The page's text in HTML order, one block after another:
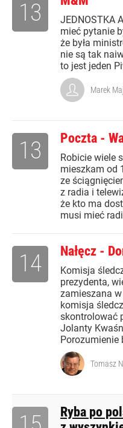
JEDNOSTKA
mieć pytanie
że była
nie są tak
to jest jeden
13
Marek
Poczta -
Robicie wiele
mieszkam od
ze
z radia i
że kto ma
musi mieć
13
Nałęcz -
Komisja
prezydenta,
zamieszana
komisja
skontrolować
Jolanty
Porozumienie
14
Tomasz
Ryba po